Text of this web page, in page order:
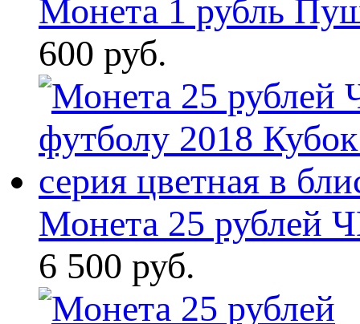
Монета 1 рубль
600 руб.
Монета 25 рублей
6 500 руб.